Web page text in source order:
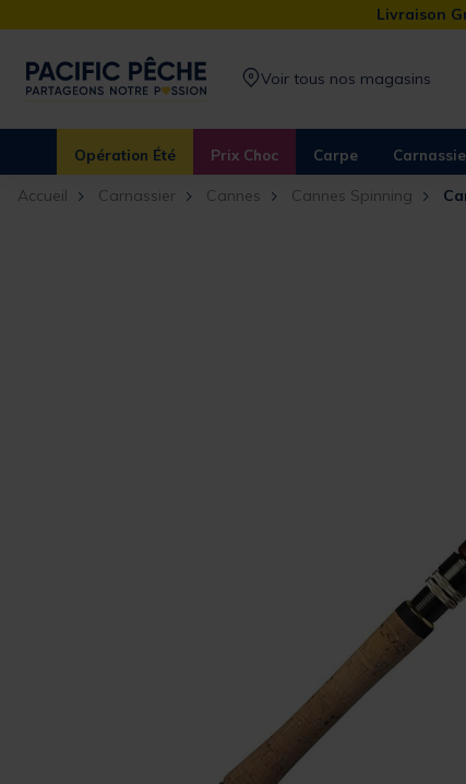
Livraison
Voir tous nos magasins
Opération Été Prix Choc Carpe
Accueil Carnassier Cannes Cannes Spinning